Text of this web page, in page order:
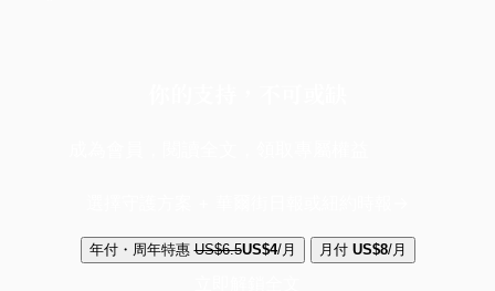
年付・周年特惠 US$6.5US$4/月 月付 US$8/月